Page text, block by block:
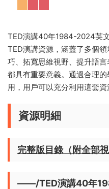
TED演講40年1984-2024英
TED演講資源，涵蓋了多個
巧、拓寬思維視野、提升語
都具有重要意義。通過合理
用，用戶可以充分利用這套資
資源明細
完整版目錄（附全部
——/TED演講40年